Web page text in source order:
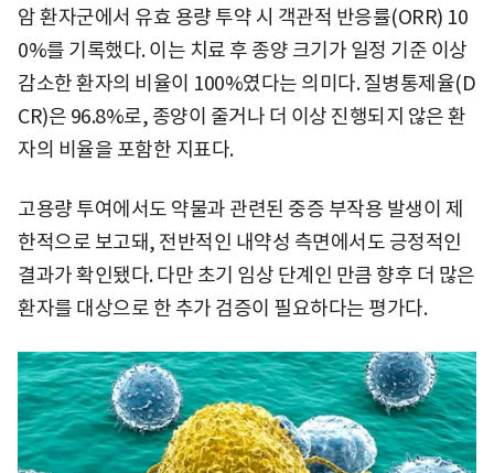
암 환자군에서 유효 용량 투약 시 객관적 반응률(ORR) 10
0%를 기록했다. 이는 치료 후 종양 크기가 일정 기준 이상
감소한 환자의 비율이 100%였다는 의미다. 질병통제율(D
CR)은 96.8%로, 종양이 줄거나 더 이상 진행되지 않은 환
자의 비율을 포함한 지표다.
고용량 투여에서도 약물과 관련된 중증 부작용 발생이 제
한적으로 보고돼, 전반적인 내약성 측면에서도 긍정적인
결과가 확인됐다. 다만 초기 임상 단계인 만큼 향후 더 많은
환자를 대상으로 한 추가 검증이 필요하다는 평가다.